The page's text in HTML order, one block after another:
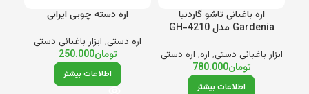
اره باغبانی تاشو گاردنیا
Gardenia مدل GH-4210
ابزار باغبانی دستی, اره, اره دستی
تومان780.000
اطلاعات بیشتر
اره دسته چوبی ایرانی
اره دستی, ابزار باغبانی دستی
تومان250.000
اطلاعات بیشتر